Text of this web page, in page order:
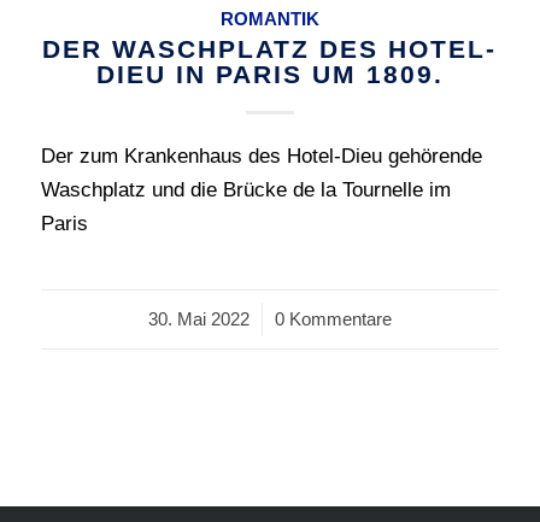
ROMANTIK
DER WASCHPLATZ DES HOTEL-
DIEU IN PARIS UM 1809.
Der zum Krankenhaus des Hotel-Dieu gehörende
Waschplatz und die Brücke de la Tournelle im
Paris
30. Mai 2022
/ 0 Kommentare